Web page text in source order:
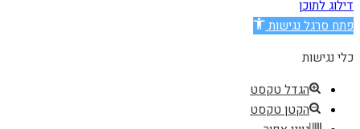
דילוג לתוכן
פתח סרגל נגישות
כלי נגישות
הגדל טקסט
הקטן טקסט